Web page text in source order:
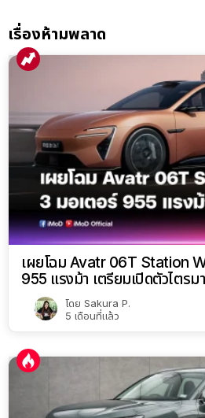
เรื่องห้ามพลาด
เผยโฉม Avatr 06T Station
955 แรงม้า เตรียมเปิดตัวไตรม
โดย Sakura P.
5 เดือนที่แล้ว